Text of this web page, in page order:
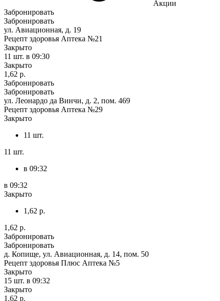
Акции
Забронировать
Забронировать
ул. Авиационная, д. 19
Рецепт здоровья Аптека №21
Закрыто
11 шт. в 09:30
Закрыто
1,62 р.
Забронировать
Забронировать
ул. Леонардо да Винчи, д. 2, пом. 469
Рецепт здоровья Аптека №29
Закрыто
11 шт.
11 шт.
в 09:32
в 09:32
Закрыто
1,62 р.
1,62 р.
Забронировать
Забронировать
д. Копище, ул. Авиационная, д. 14, пом. 50
Рецепт здоровья Плюс Аптека №5
Закрыто
15 шт. в 09:32
Закрыто
1,62 р.